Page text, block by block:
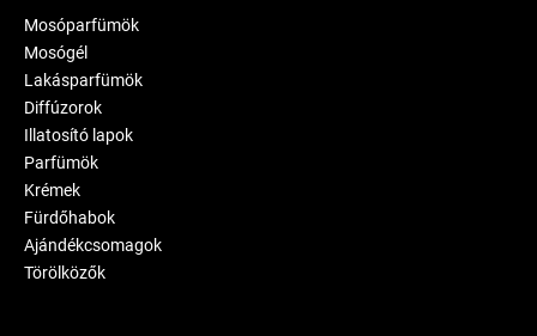
Mosóparfümök
Mosógél
Lakásparfümök
Diffúzorok
Illatosító lapok
Parfümök
Krémek
Fürdőhabok
Ajándékcsomagok
Törölközők